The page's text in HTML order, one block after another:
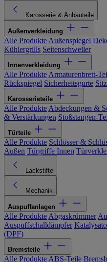
Karosserie & Anbauteile
Außenverkleidung
Alle Produkte Außenspiegel
Kühlergrills Seitenschweller
Innenverkleidung
Alle Produkte Armaturenbrett-
Rückspiegel Sicherheitsgurte
Karosserieteile
Alle Produkte Abdeckungen &
& Verstärkungen Stoßstangen-
Türteile
Alle Produkte Schlösser &
Außen Türgriffe Innen
Lackstifte
Mechanik
Auspuffanlagen
Alle Produkte Abgaskrümmer
Auspuffschalldämpfer
(DPF)
Bremsteile
Alle Produkte ABS-Teile